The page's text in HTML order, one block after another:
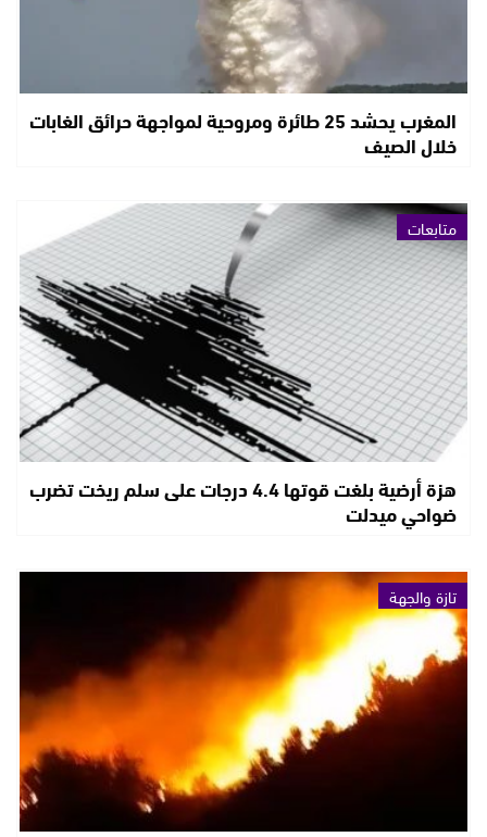
المغرب يحشد 25 طائرة ومروحية لمواجهة حرائق الغابات
خلال الصيف
متابعات
هزة أرضية بلغت قوتها 4.4 درجات على سلم ريخت تضرب
ضواحي ميدلت
تازة والجهة